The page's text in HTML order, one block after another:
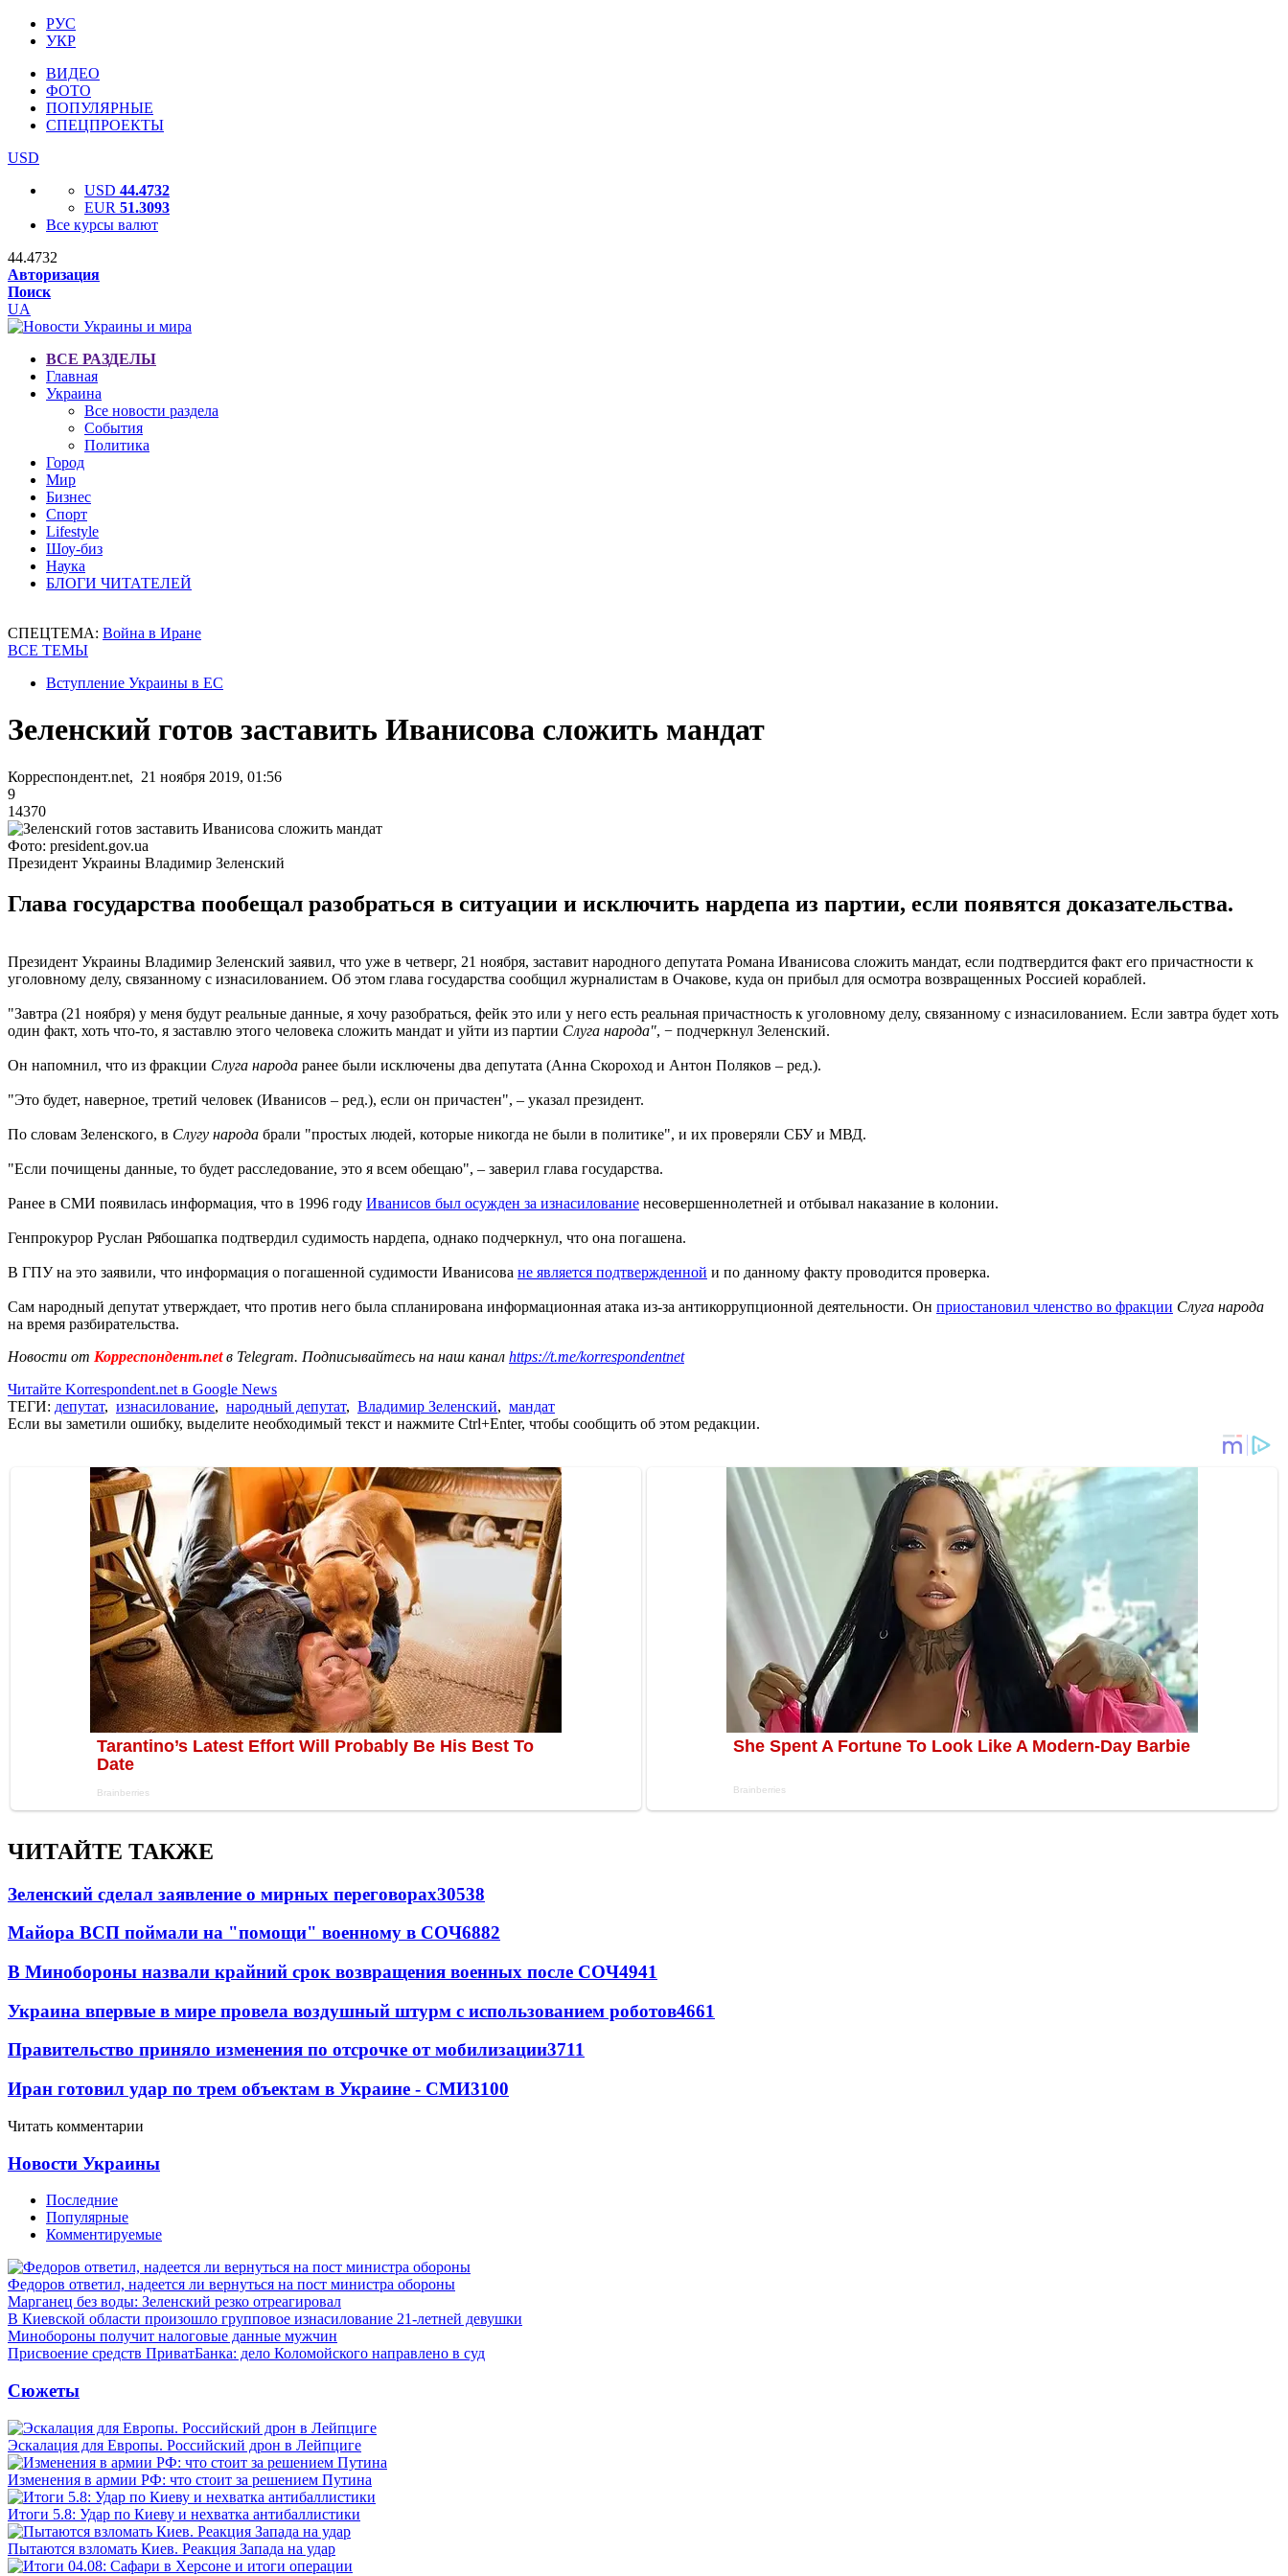
РУС
УКР
ВИДЕО
ФОТО
ПОПУЛЯРНЫЕ
СПЕЦПРОЕКТЫ
USD
USD 44.4732
EUR 51.3093
Все курсы валют
44.4732
Авторизация
Поиск
UA
ВСЕ РАЗДЕЛЫ
Главная
Украина
Все новости раздела
События
Политика
Город
Мир
Бизнес
Спорт
Lifestyle
Шоу-биз
Наука
БЛОГИ ЧИТАТЕЛЕЙ
СПЕЦТЕМА: Война в Иране
ВСЕ ТЕМЫ
Вступление Украины в ЕС
Зеленский готов заставить Иванисова сложить мандат
Корреспондент.net, 21 ноября 2019, 01:56
9
14370
Фото: president.gov.ua
Президент Украины Владимир Зеленский
Глава государства пообещал разобраться в ситуации и исключить нардепа из партии, если появятся доказательства.
Президент Украины Владимир Зеленский заявил, что уже в четверг, 21 ноября, заставит народного депутата Романа Иванисова сложить мандат, если подтвердится факт его причастности к
уголовному делу, связанному с изнасилованием. Об этом глава государства сообщил журналистам в Очакове, куда он прибыл для осмотра возвращенных Россией кораблей.
"Завтра (21 ноября) у меня будут реальные данные, я хочу разобраться, фейк это или у него есть реальная причастность к уголовному делу, связанному с изнасилованием. Если завтра будет хоть
один факт, хоть что-то, я заставлю этого человека сложить мандат и уйти из партии Слуга народа", − подчеркнул Зеленский.
Он напомнил, что из фракции Слуга народа ранее были исключены два депутата (Анна Скороход и Антон Поляков – ред.).
"Это будет, наверное, третий человек (Иванисов – ред.), если он причастен", – указал президент.
По словам Зеленского, в Слугу народа брали "простых людей, которые никогда не были в политике", и их проверяли СБУ и МВД.
"Если почищены данные, то будет расследование, это я всем обещаю", – заверил глава государства.
Ранее в СМИ появилась информация, что в 1996 году Иванисов был осужден за изнасилование несовершеннолетней и отбывал наказание в колонии.
Генпрокурор Руслан Рябошапка подтвердил судимость нардепа, однако подчеркнул, что она погашена.
В ГПУ на это заявили, что информация о погашенной судимости Иванисова не является подтвержденной и по данному факту проводится проверка.
Сам народный депутат утверждает, что против него была спланирована информационная атака из-за антикоррупционной деятельности. Он приостановил членство во фракции Слуга народа
на время разбирательства.
Новости от Корреспондент.netв Telegram. Подписывайтесь на наш канал https://t.me/korrespondentnet
Читайте Korrespondent.net в Google News
ТЕГИ: депутат, изнасилование, народный депутат, Владимир Зеленский, мандат
Если вы заметили ошибку, выделите необходимый текст и нажмите Ctrl+Enter, чтобы сообщить об этом редакции.
ЧИТАЙТЕ ТАКЖЕ
Зеленский сделал заявление о мирных переговорах30538
Майора ВСП поймали на "помощи" военному в СОЧ6882
В Минобороны назвали крайний срок возвращения военных после СОЧ4941
Украина впервые в мире провела воздушный штурм с использованием роботов4661
Правительство приняло изменения по отсрочке от мобилизации3711
Иран готовил удар по трем объектам в Украине - СМИ3100
Читать комментарии
Новости Украины
Последние
Популярные
Комментируемые
Федоров ответил, надеется ли вернуться на пост министра обороны
Марганец без воды: Зеленский резко отреагировал
В Киевской области произошло групповое изнасилование 21-летней девушки
Минобороны получит налоговые данные мужчин
Присвоение средств ПриватБанка: дело Коломойского направлено в суд
Сюжеты
Эскалация для Европы. Российский дрон в Лейпциге
Изменения в армии РФ: что стоит за решением Путина
Итоги 5.8: Удар по Киеву и нехватка антибаллистики
Пытаются взломать Киев. Реакция Запада на удар